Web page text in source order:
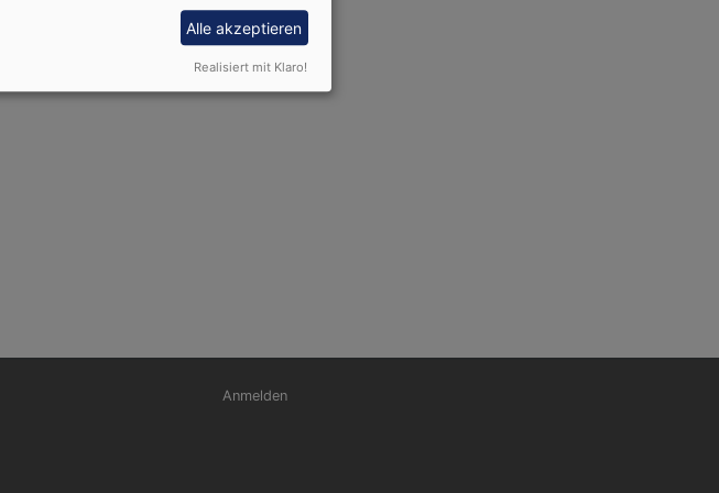
Benutzermenü
Anmelden
Alle akzeptieren
Realisiert mit Klaro!